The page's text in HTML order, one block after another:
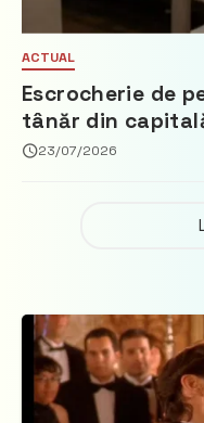
ACTUAL
Escrocherie de
tânăr din
închisoare
23/07/2026